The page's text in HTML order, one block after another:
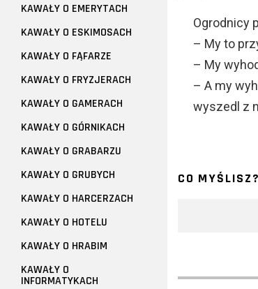
Ogrodnicy
– My to
– My
– A my
wyszedl z
CO MYŚLISZ?
KAWAŁY O EMERYTACH
KAWAŁY O ESKIMOSACH
KAWAŁY O FĄFARZE
KAWAŁY O FRYZJERACH
KAWAŁY O GAMERACH
KAWAŁY O GÓRNIKACH
KAWAŁY O GRABARZU
KAWAŁY O GRUBYCH
KAWAŁY O HARCERZACH
KAWAŁY O HOTELU
KAWAŁY O HRABIM
KAWAŁY O
INFORMATYKACH